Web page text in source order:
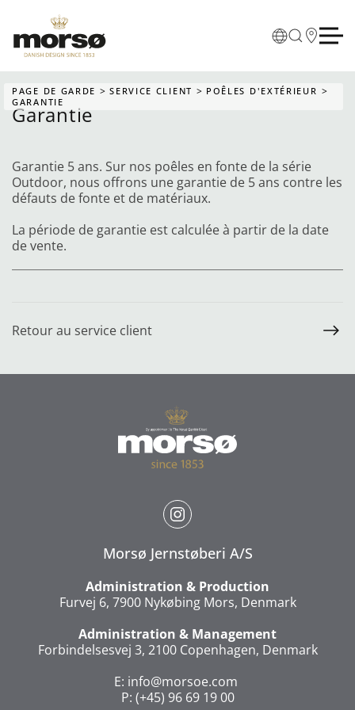
Skip to main content
PAGE DE GARDE SERVICE CLIENT
POÊLES D'EXTÉRIEUR
GARANTIE
Retour au service client
Garantie
Garantie 5 ans. Sur nos poêles en fonte de la série
Outdoor, nous offrons une garantie de 5 ans contre les
défauts de fonte et de matériaux.
La période de garantie est calculée à partir de la date
de vente.
Morsø Jernstøberi A/S
Administration & Production
Furvej 6, 7900 Nykøbing Mors, Denmark
Administration & Management
Forbindelsesvej 3, 2100 Copenhagen, Denmark
E: info@morsoe.com
P: (+45) 96 69 19 00